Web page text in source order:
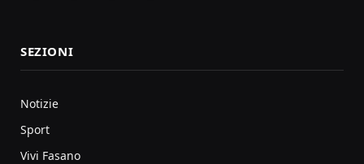
SEZIONI
Notizie
Sport
Vivi Fasano